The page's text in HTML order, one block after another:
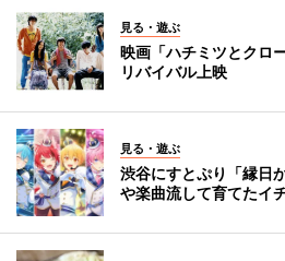
見る・遊ぶ
映画「ハチミツとクロ
リバイバル上映
見る・遊ぶ
渋谷にすとぷり「縁日
や楽曲流して育てたイ